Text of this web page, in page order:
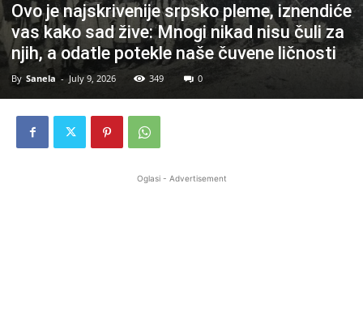
Ovo je najskrivenije srpsko pleme, iznendiće
vas kako sad žive: Mnogi nikad nisu čuli za
njih, a odatle potekle naše čuvene ličnosti
By Sanela - July 9, 2026 349 0
Oglasi - Advertisement